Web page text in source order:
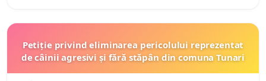
Petiție privind eliminarea pericolului reprezentat
de câinii agresivi și fără stăpân din comuna Tunari